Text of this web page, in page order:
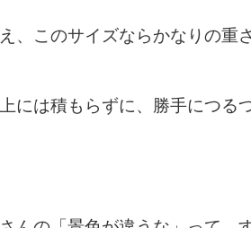
、このサイズならかなりの
には積もらずに、勝手につる